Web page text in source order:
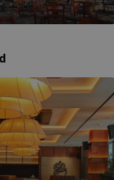
LangCookie
takeOverCookie